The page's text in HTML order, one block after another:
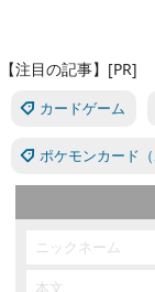
【注目の記事】[PR]
カードゲーム
ポケモンカード（